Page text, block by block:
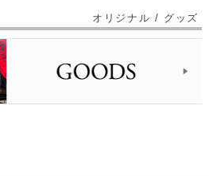
オリジナル / グッズ